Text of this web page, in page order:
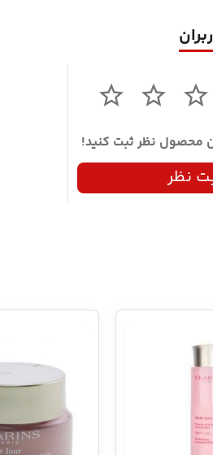
محصول نظر ثبت کنید!
نظر